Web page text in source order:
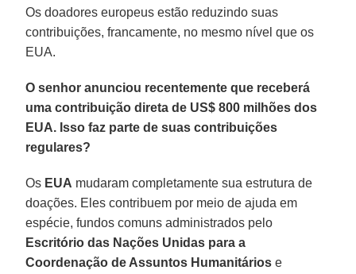
Os doadores europeus estão reduzindo suas
contribuições, francamente, no mesmo nível que os
EUA.
O senhor anunciou recentemente que receberá
uma contribuição direta de US$ 800 milhões dos
EUA. Isso faz parte de suas contribuições
regulares?
Os EUA mudaram completamente sua estrutura de
doações. Eles contribuem por meio de ajuda em
espécie, fundos comuns administrados pelo
Escritório das Nações Unidas para a
Coordenação de Assuntos Humanitários e